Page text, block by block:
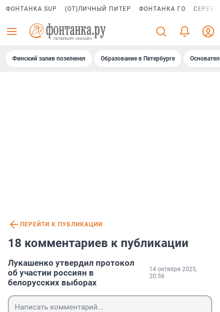
ФОНТАНКА SUP (ОТ)ЛИЧНЫЙ ПИТЕР ФОНТАНКА ГО
Финский залив позеленел Образование в Петербурге
ПЕРЕЙТИ К ПУБЛИКАЦИИ
18 комментариев к публикации
Лукашенко утвердил протокол
об участии россиян в
белорусских выборах
14 октября 2025,
20:56